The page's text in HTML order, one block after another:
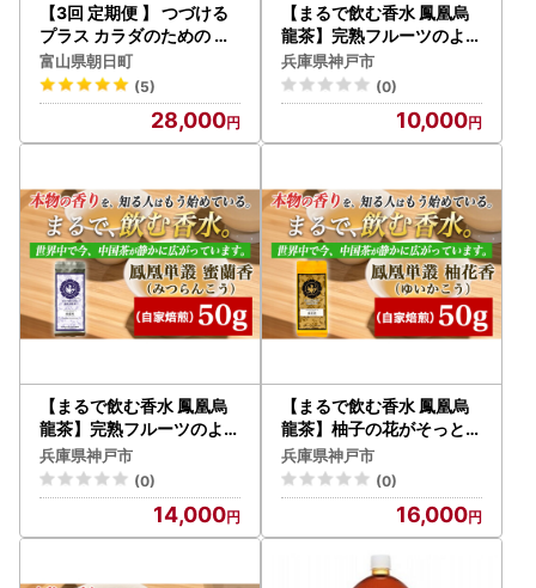
【3回 定期便 】 つづける
プラス カラダのための 黒
烏龍茶 500ml × 24本 × 3
回 総計72本
富山県朝日町
(5)
28,000
【まるで飲む香水 鳳凰烏
龍茶】完熟フルーツのよう
な深い甘みと、艶やかな花
香の余韻。自家焙煎 蜜蘭
香 10g×3パック （みつら
んこう） 中国茶
兵庫県神戸市
(0)
10,000
【まるで飲む香水 鳳凰烏
龍茶】完熟フルーツのよう
な深い甘みと、艶やかな花
香の余韻。自家焙煎 蜜蘭
香 50g （みつらんこう）
兵庫県神戸市
(0)
14,000
【まるで飲む香水 鳳凰烏
龍茶】柚子の花がそっと開
くような、繊細で明るい香
り。自家焙煎 柚花香 50g
（ゆいかこう）｜中国茶
兵庫県神戸市
(0)
16,000